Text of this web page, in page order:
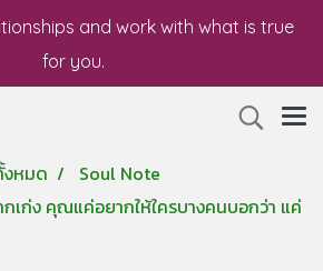
and work with what is true
for you.
งหมด
Soul Note
เก่ง คุณแค่อยากให้ใครบางคนบอกว่า แค่